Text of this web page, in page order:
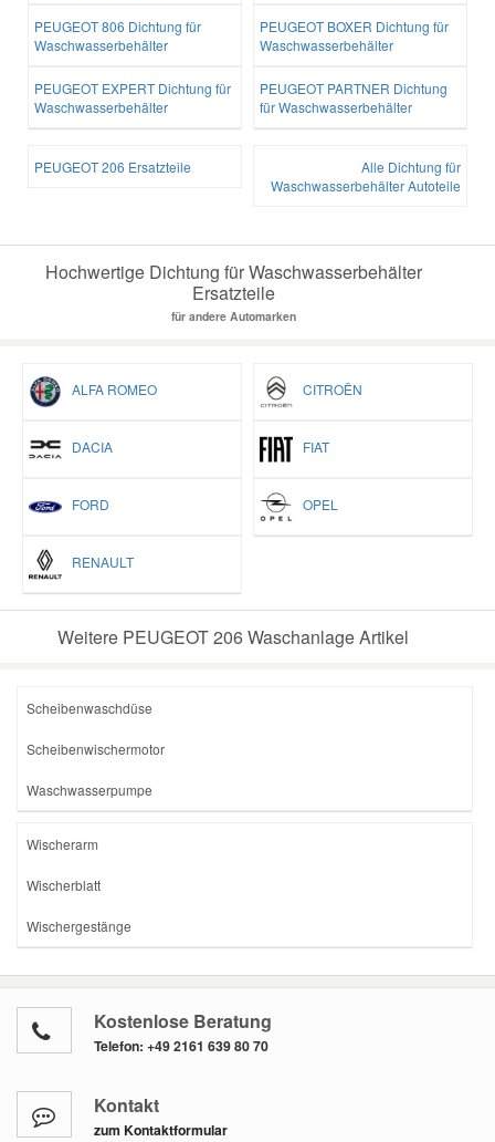
PEUGEOT 806 Dichtung für
Waschwasserbehälter
PEUGEOT BOXER Dichtung für
Waschwasserbehälter
PEUGEOT EXPERT Dichtung für
Waschwasserbehälter
PEUGEOT PARTNER Dichtung
für Waschwasserbehälter
PEUGEOT 206 Ersatzteile
Alle Dichtung für
Waschwasserbehälter Autoteile
Hochwertige Dichtung für Waschwasserbehälter
Ersatzteile
für andere Automarken
ALFA ROMEO CITROËN
DACIA FIAT
FORD OPEL
RENAULT
Weitere PEUGEOT 206 Waschanlage Artikel
Scheibenwaschdüse
Scheibenwischermotor
Waschwasserpumpe
Wischerarm
Wischerblatt
Wischergestänge
Kostenlose Beratung
Telefon: +49 2161 639 80 70
Kontakt
zum Kontaktformular